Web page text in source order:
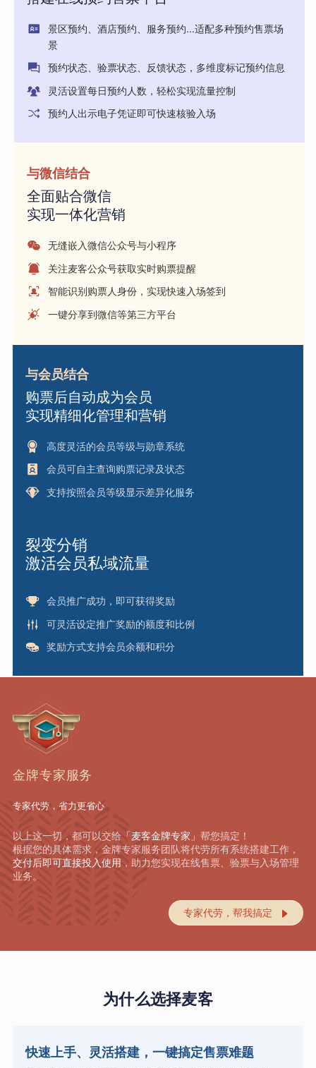
景区预约、酒店预约、服务预约...适配多种预约售票场
景
预约状态、验票状态、反馈状态，多维度标记预约信息
灵活设置每日预约人数，轻松实现流量控制
预约人出示电子凭证即可快速核验入场
与微信结合
全面贴合微信
实现一体化营销
无缝嵌入微信公众号与小程序
关注麦客公众号获取实时购票提醒
智能识别购票人身份，实现快速入场签到
一键分享到微信等第三方平台
与会员结合
购票后自动成为会员
实现精细化管理和营销
高度灵活的会员等级与勋章系统
会员可自主查询购票记录及状态
支持按照会员等级显示差异化服务
裂变分销
激活会员私域流量
会员推广成功，即可获得奖励
可灵活设定推广奖励的额度和比例
奖励方式支持会员余额和积分
金牌专家服务
专家代劳，省力更省心
以上这一切，都可以交给「麦客金牌专家」 帮您搞定！
根据您的具体需求，金牌专家服务团队将代劳所有系统搭建工作，
交付后即可直接投入使用 ，助力您实现在线售票、验票与入场管理
业务。
专家代劳，帮我搞定 
为什么选择麦客
快速上手、灵活搭建，一键搞定售票难题